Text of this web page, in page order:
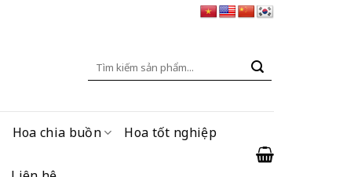
Tìm
Hoa chia buồn Hoa tốt nghiệp